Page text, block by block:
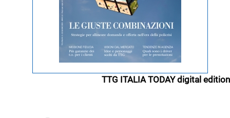
TTG ITALIA TODAY digital edition